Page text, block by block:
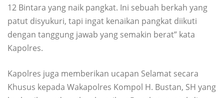
12 Bintara yang naik pangkat. Ini sebuah berkah yang
patut disyukuri, tapi ingat kenaikan pangkat diikuti
dengan tanggung jawab yang semakin berat” kata
Kapolres.
Kapolres juga memberikan ucapan Selamat secara
Khusus kepada Wakapolres Kompol H. Bustan, SH yang